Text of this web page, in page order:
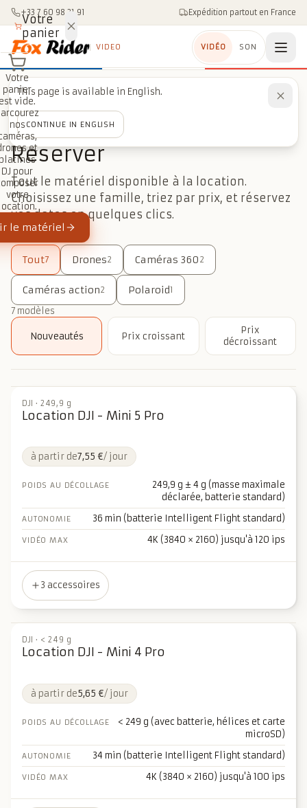
Aller au contenu
+33 7 60 98 21 91 Expédition partout en France
VIDEO VIDÉO SON
LE PARC
Réserver
Tout le matériel disponible à la location.
Choisissez une famille, triez par prix, et réservez
vos dates en quelques clics.
Tout7 Drones2 Caméras 360 2
Caméras action2 Polaroid1
7 modèles
Nouveautés Prix croissant
Prix
décroissant
DJI ·249,9 g
Location DJI - Mini 5 Pro
à partir de7,55 €/ jour
POIDS AU DÉCOLLAGE
249,9 g ± 4 g (masse maximale
déclarée, batterie standard)
AUTONOMIE 36 min (batterie Intelligent Flight standard)
VIDÉO MAX 4K (3840 × 2160) jusqu'à 120 ips
3 accessoires
DJI · < 249 g
Location DJI - Mini 4 Pro
à partir de5,65 €/ jour
POIDS AU DÉCOLLAGE
< 249 g (avec batterie, hélices et carte
microSD)
AUTONOMIE 34 min (batterie Intelligent Flight standard)
VIDÉO MAX 4K (3840 × 2160) jusqu'à 100 ips
Votre
panier
Votre
panier
vide.
nos
et
DJ pour
votre
le matériel
This page is available in English.
CONTINUE IN ENGLISH